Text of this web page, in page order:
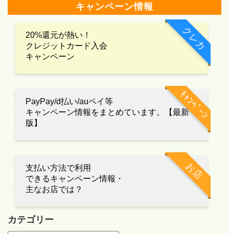
キャンペーン情報
クレカ
20%還元が熱い！
クレジットカード入会
キャンペーン
ｷｬﾝﾍﾟｰﾝ
PayPay/d払い/auペイ等
キャンペーン情報をまとめています。【最新
版】
お店
支払い方法で利用
できるキャンペーン情報・
主なお店では？
カテゴリー